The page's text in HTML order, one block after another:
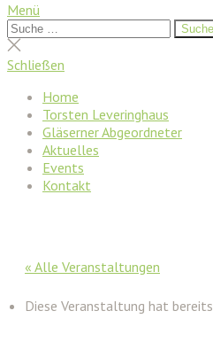
Menü
Suchen
nach:
Suche
schließen
Schließen
Home
Torsten Leveringhaus
Gläserner Abgeordneter
Aktuelles
Events
Kontakt
« Alle Veranstaltungen
Diese Veranstaltung hat